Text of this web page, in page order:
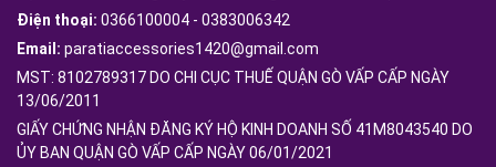
Điện thoại: 0366100004 - 0383006342
Email: paratiaccessories1420@gmail.com
MST: 8102789317 DO CHI CỤC THUẾ QUẬN GÒ VẤP CẤP NGÀY
13/06/2011
GIẤY CHỨNG NHẬN ĐĂNG KÝ HỘ KINH DOANH SỐ 41M8043540 DO
ỦY BAN QUẬN GÒ VẤP CẤP NGÀY 06/01/2021